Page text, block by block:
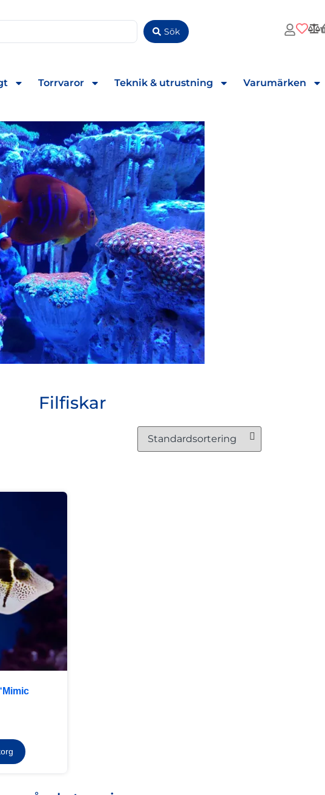
Sök
Torrvaror Teknik & utrustning Varumärken
Filfiskar